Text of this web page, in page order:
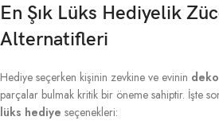
En Şık Lüks Hediyelik
Alternatifleri
Hediye seçerken kişinin zevkine ve evinin
parçalar bulmak kritik bir öneme sahiptir. İşte
lüks hediye seçenekleri: